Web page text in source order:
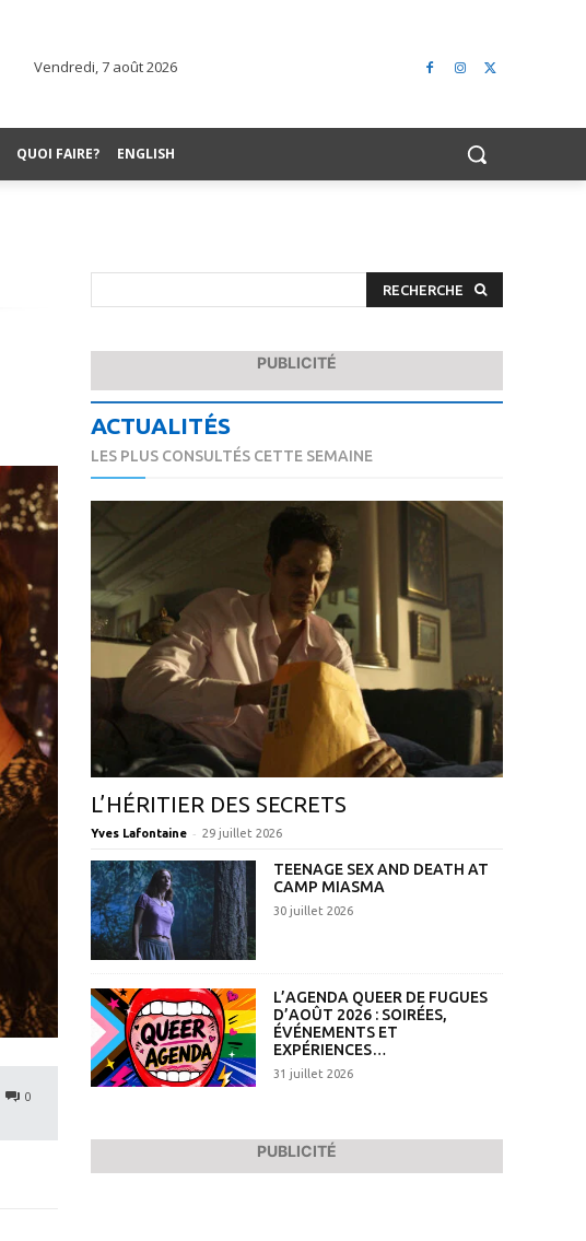
Vendredi, 7 août 2026
QUOI FAIRE? ENGLISH
0
RECHERCHE
PUBLICITÉ
ACTUALITÉS
LES PLUS CONSULTÉS CETTE SEMAINE
L’HÉRITIER DES SECRETS
Yves Lafontaine - 29 juillet 2026
TEENAGE SEX AND DEATH AT
CAMP MIASMA
30 juillet 2026
L’AGENDA QUEER DE FUGUES
D’AOÛT 2026 : SOIRÉES,
ÉVÉNEMENTS ET
EXPÉRIENCES…
31 juillet 2026
PUBLICITÉ